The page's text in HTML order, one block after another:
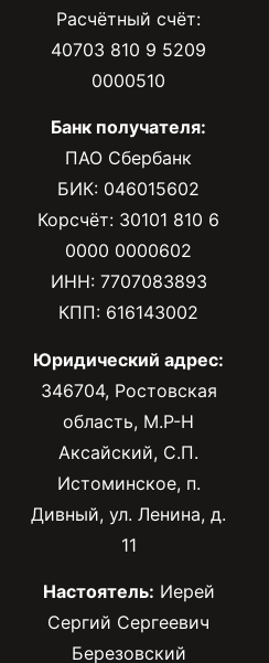
Расчётный счёт:
40703 810 9 5209
0000510
Банк получателя:
ПАО Сбербанк
БИК: 046015602
Корсчёт: 30101 810 6
0000 0000602
ИНН: 7707083893
КПП: 616143002
Юридический адрес:
346704, Ростовская
область, М.Р-Н
Аксайский, С.П.
Истоминское, п.
Дивный, ул. Ленина, д.
11
Настоятель: Иерей
Сергий Сергеевич
Березовский